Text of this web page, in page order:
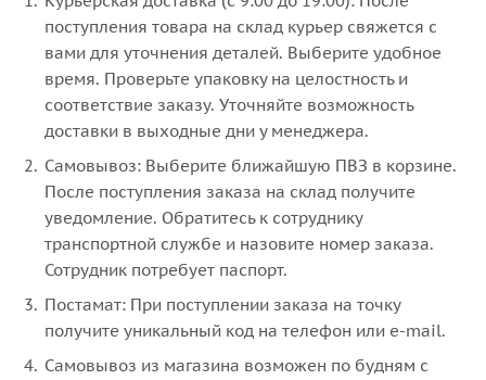
поступления товара на склад курьер свяжется с
вами для уточнения деталей. Выберите удобное
время. Проверьте упаковку на целостность и
соответствие заказу. Уточняйте возможность
доставки в выходные дни у менеджера.
Самовывоз: Выберите ближайшую ПВЗ в корзине.
После поступления заказа на склад получите
уведомление. Обратитесь к сотруднику
транспортной службе и назовите номер заказа.
Сотрудник потребует паспорт.
Постамат: При поступлении заказа на точку
получите уникальный код на телефон или e-mail.
Самовывоз из магазина возможен по будням с